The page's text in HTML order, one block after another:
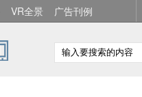
VR全景 广告刊例